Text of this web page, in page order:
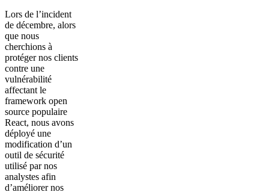
Lors de l’incident
de décembre, alors
que nous
cherchions à
protéger nos clients
contre une
vulnérabilité
affectant le
framework open
source populaire
React, nous avons
déployé une
modification d’un
outil de sécurité
utilisé par nos
analystes afin
d’améliorer nos